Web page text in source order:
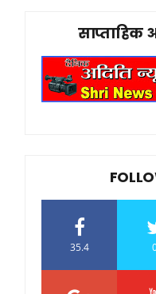
साप्ताहिक
35.4